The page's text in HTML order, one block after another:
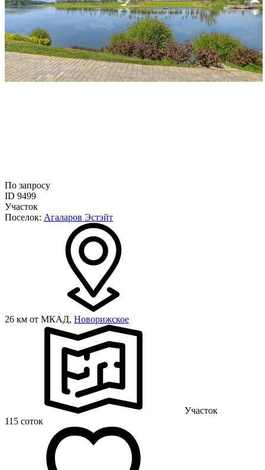
По запросу
ID 9499
Участок
Поселок: Агаларов Эстэйт
26 км от МКАД, Новорижское
Участок
115 соток